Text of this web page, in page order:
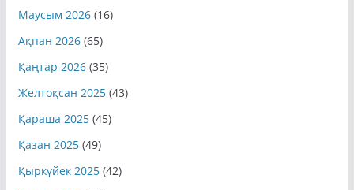
Ақпан 2026(65)
Қаңтар 2026(35)
Желтоқсан 2025(43)
Қараша 2025(45)
Қазан 2025(49)
Қыркүйек 2025(42)
Тамыз 2025(44)